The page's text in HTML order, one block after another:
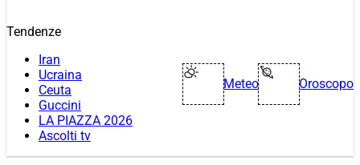
Tendenze
Iran
Ucraina
Ceuta
Guccini
LA PIAZZA 2026
Ascolti tv
Meteo Oroscopo